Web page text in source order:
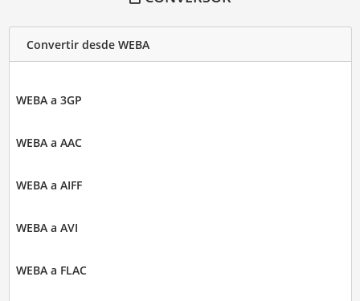
Convertir desde WEBA
WEBA a 3GP
WEBA a AAC
WEBA a AIFF
WEBA a AVI
WEBA a FLAC